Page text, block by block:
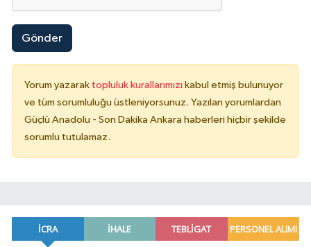
Gönder
Yorum yazarak topluluk kurallarımızı kabul etmiş bulunuyor
ve tüm sorumluluğu üstleniyorsunuz. Yazılan yorumlardan
Güçlü Anadolu - Son Dakika Ankara haberleri hiçbir şekilde
sorumlu tutulamaz.